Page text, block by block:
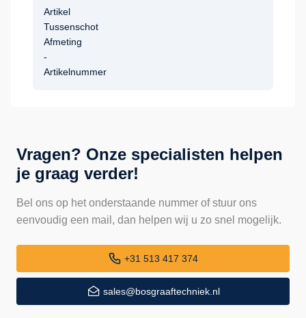
Artikel
Tussenschot
Afmeting
-
Artikelnummer
Vragen? Onze specialisten helpen
je graag verder!
Bel ons op het onderstaande nummer of stuur ons
eenvoudig een mail, dan helpen wij u zo snel mogelijk.
+31 513 417 374
sales@bosgraaftechniek.nl